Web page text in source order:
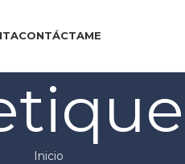
CONTÁCTAME
Inicio